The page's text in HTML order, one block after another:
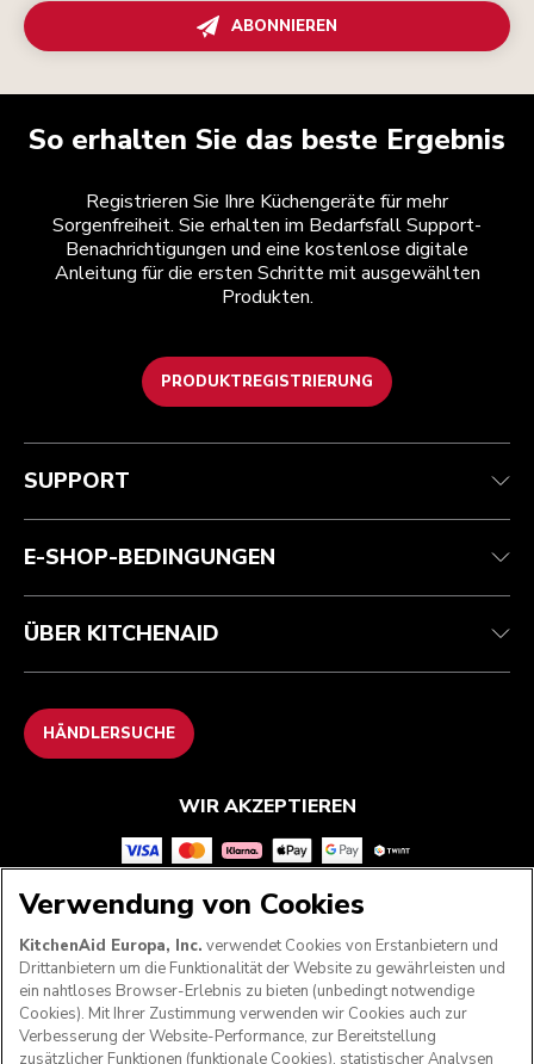
ABONNIEREN
So erhalten Sie das beste Ergebnis
Registrieren Sie Ihre Küchengeräte für mehr
Sorgenfreiheit. Sie erhalten im Bedarfsfall Support-
Benachrichtigungen und eine kostenlose digitale
Anleitung für die ersten Schritte mit ausgewählten
Produkten.
PRODUKTREGISTRIERUNG
Kundenservice
Garantie und Dokumente
Kontaktieren Sie uns.
Teilnahmebedingungen
Rückgaben und Erstattungen
Impressum
ODR
Die Marke
Händlersuche
SUPPORT
E-SHOP-BEDINGUNGEN
ÜBER KITCHENAID
HÄNDLERSUCHE
WIR AKZEPTIEREN
FOLGEN SIE UNS
Verwendung von Cookies
KitchenAid Europa, Inc. verwendet Cookies von Erstanbietern und
Drittanbietern um die Funktionalität der Website zu gewährleisten und
ein nahtloses Browser-Erlebnis zu bieten (unbedingt notwendige
Cookies). Mit Ihrer Zustimmung verwenden wir Cookies auch zur
Verbesserung der Website-Performance, zur Bereitstellung